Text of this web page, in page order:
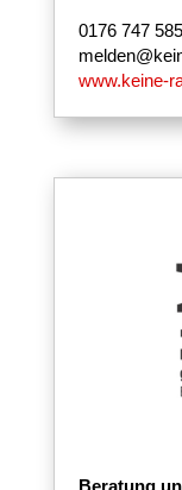
0176 747
www.keine-
Beratung